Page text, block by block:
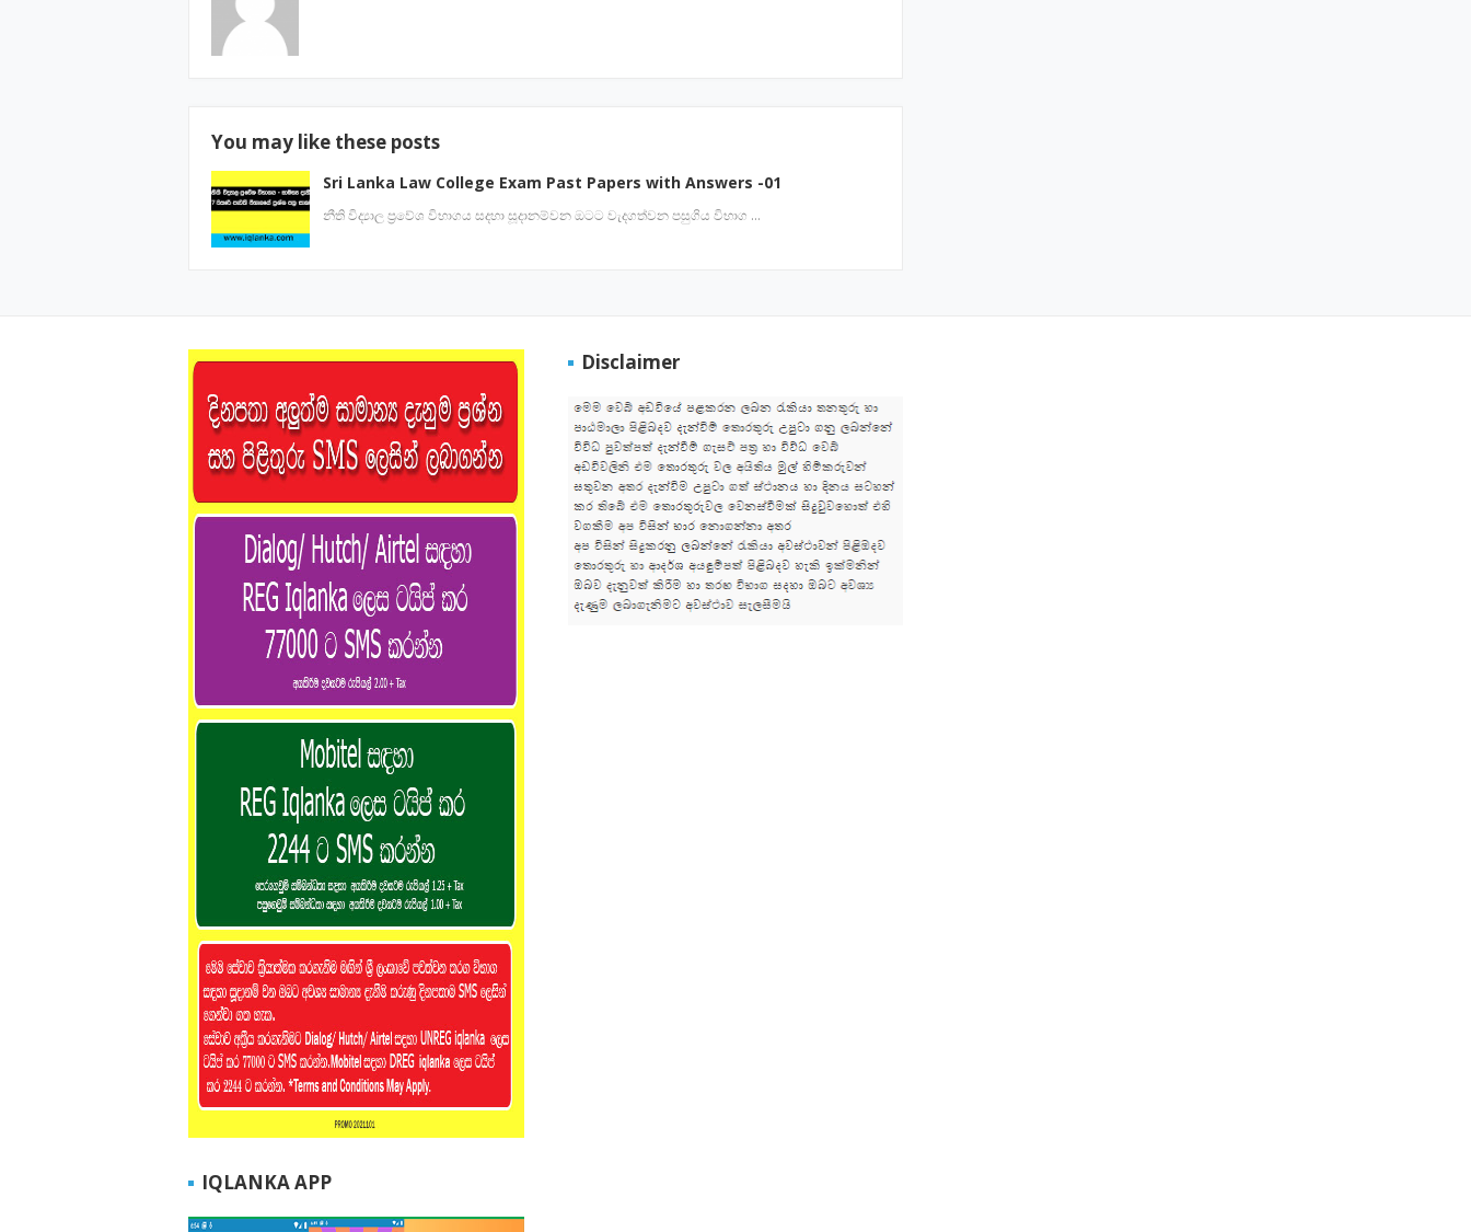
You may like these posts
Sri Lanka Law College Exam Past Papers with Answers -01
නීති විද්‍යාල ප්‍රවේශ විභාගය සදහා සූදානම්වන ඔටට වැදගත්වන පසුගිය විභාග …
IQLANKA APP
Disclaimer